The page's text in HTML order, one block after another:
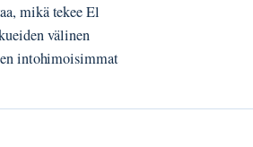
mikä tekee El
välinen
intohimoisimmat